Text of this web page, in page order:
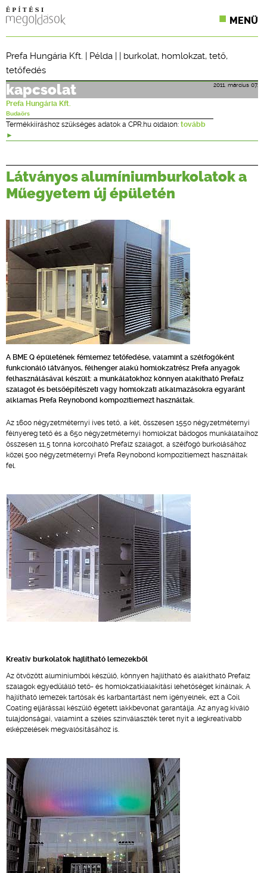
MENÜ
CPR TERMÉKKIÍRÁS
ÉPÍTÉSI JOG
TERVEZÉSI SEGÉDLETEK
Prefa Hungária Kft. | Példa | | burkolat, homlokzat, tető,
tetőfedés
2011. március 07.
kapcsolat
Prefa Hungária Kft.
Budaörs
Termékkiíráshoz szükséges adatok a CPR.hu oldalon: tovább
Látványos alumíniumburkolatok a
Műegyetem új épületén
A BME Q épületének fémlemez tetőfedése, valamint a szélfogóként
funkcionáló látványos, félhenger alakú homlokzatrész Prefa anyagok
felhasználásával készült: a munkálatokhoz könnyen alakítható Prefalz
szalagot és belsőépítészeti vagy homlokzati alkalmazásokra egyaránt
alklamas Prefa Reynobond kompozitlemezt használtak.
Az 1600 négyzetméternyi íves tető, a két, összesen 1550 négyzetméternyi
félnyereg tető és a 650 négyzetméternyi homlokzat bádogos munkálataihoz
összesen 11,5 tonna korcolható Prefalz szalagot, a szélfogó burkolásához
közel 500 négyzetméternyi Prefa Reynobond kompozitlemezt használtak
fel.
Kreatív burkolatok hajlítható lemezekből
Az ötvözött alumíniumból készülő, könnyen hajlítható és alakítható Prefalz
szalagok egyedülálló tető- és homlokzatkialakítási lehetőséget kínálnak. A
hajlítható lemezek tartósak és karbantartást nem igényelnek, ezt a Coil
Coating eljárással készülő égetett lakkbevonat garantálja. Az anyag kiváló
tulajdonságai, valamint a széles színválaszték teret nyit a legkreatívabb
elképzelések megvalósításához is.